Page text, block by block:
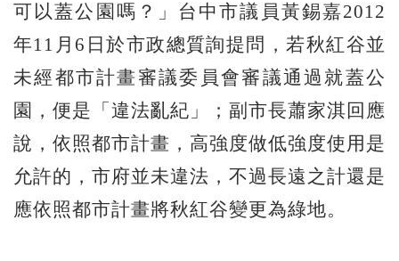
可以蓋公園嗎？」台中市議員黃錫嘉2012
年11月6日於市政總質詢提問，若秋紅谷並
未經都市計畫審議委員會審議通過就蓋公
園，便是「違法亂紀」；副市長蕭家淇回應
說，依照都市計畫，高強度做低強度使用是
允許的，市府並未違法，不過長遠之計還是
應依照都市計畫將秋紅谷變更為綠地。